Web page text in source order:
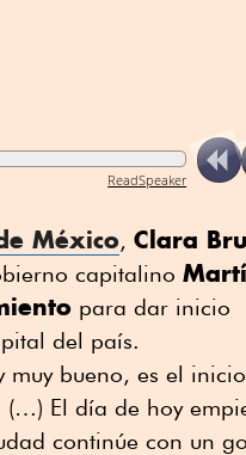
ReadSpeaker
México, Clara
capitalino Martí
para dar inicio
del país.
muy bueno, es el
(…) El día de hoy
continúe con un